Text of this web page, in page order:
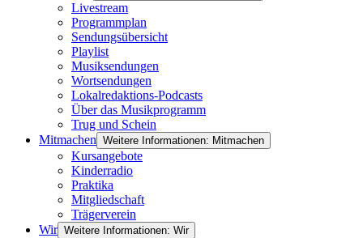
Livestream
Programmplan
Sendungsübersicht
Playlist
Musiksendungen
Wortsendungen
Lokalredaktions-Podcasts
Über das Musikprogramm
Trug und Schein
Mitmachen Weitere Informationen: Mitmachen
Kursangebote
Kinderradio
Praktika
Mitgliedschaft
Trägerverein
Wir Weitere Informationen: Wir